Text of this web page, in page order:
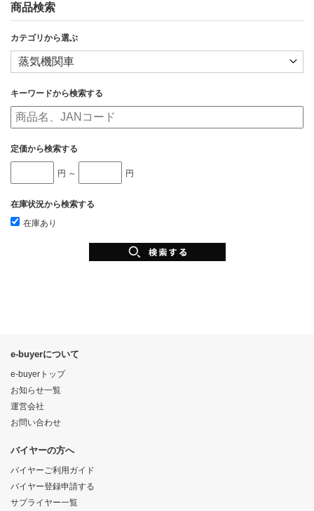
商品検索
カテゴリから選ぶ
キーワードから検索する
定価から検索する
円 ～ 円
在庫状況から検索する
在庫あり
e-buyerについて
e-buyerトップ
お知らせ一覧
運営会社
お問い合わせ
バイヤーの方へ
バイヤーご利用ガイド
バイヤー登録申請する
サプライヤー一覧